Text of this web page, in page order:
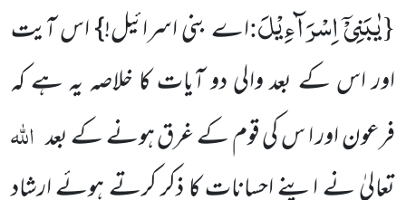
{یٰبَنِیْۤ اِسْرَآءِیْلَ:اے بنی اسرائیل!} اس آیت
اور اس کے بعد والی دو آیات کا خلاصہ یہ ہے کہ
فرعون اور ا س کی قوم کے غرق ہونے کے بعد اللہ
تعالیٰ نے اپنے احسانات کا ذکر کرتے ہوئے ارشاد